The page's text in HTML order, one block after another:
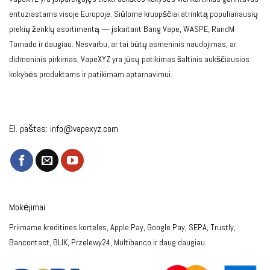
entuziastams visoje Europoje. Siūlome kruopščiai atrinktą populiariausių
prekių ženklų asortimentą — įskaitant Bang Vape, WASPE, RandM
Tornado ir daugiau. Nesvarbu, ar tai būtų asmeninis naudojimas, ar
didmeninis pirkimas, VapeXYZ yra jūsų patikimas šaltinis aukščiausios
kokybės produktams ir patikimam aptarnavimui.
El. paštas: info@vapexyz.com
Mokėjimai
Priimame kreditines korteles, Apple Pay, Google Pay, SEPA, Trustly,
Bancontact, BLIK, Przelewy24, Multibanco ir daug daugiau.